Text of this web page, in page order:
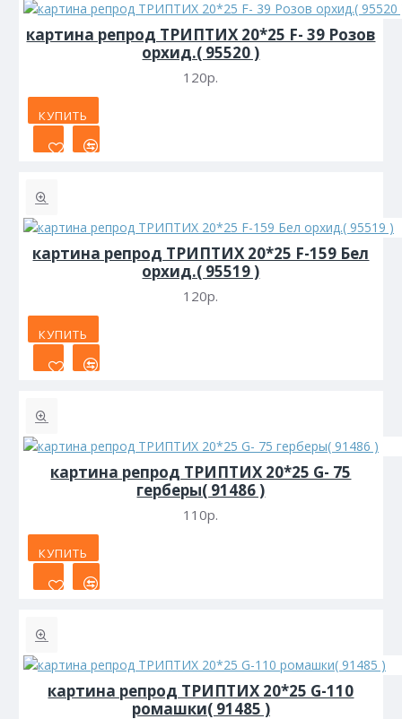
картина репрод ТРИПТИХ 20*25 F- 39 Розов
орхид.( 95520 )
120р.
КУПИТЬ
картина репрод ТРИПТИХ 20*25 F-159 Бел
орхид.( 95519 )
120р.
КУПИТЬ
картина репрод ТРИПТИХ 20*25 G- 75
герберы( 91486 )
110р.
КУПИТЬ
картина репрод ТРИПТИХ 20*25 G-110
ромашки( 91485 )